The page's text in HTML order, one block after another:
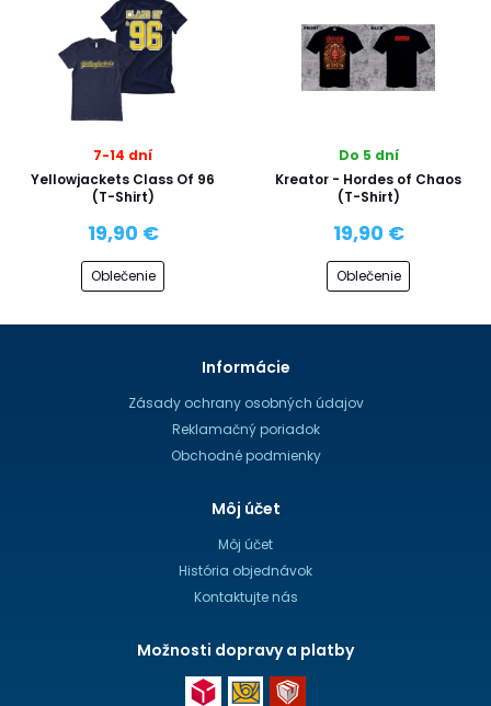
7-14 dní
Yellowjackets Class Of 96
(T-Shirt)
19,90 €
Oblečenie
Do 5 dní
Kreator - Hordes of Chaos
(T-Shirt)
19,90 €
Oblečenie
Informácie
Zásady ochrany osobných údajov
Reklamačný poriadok
Obchodné podmienky
Môj účet
Môj účet
História objednávok
Kontaktujte nás
Možnosti dopravy a platby